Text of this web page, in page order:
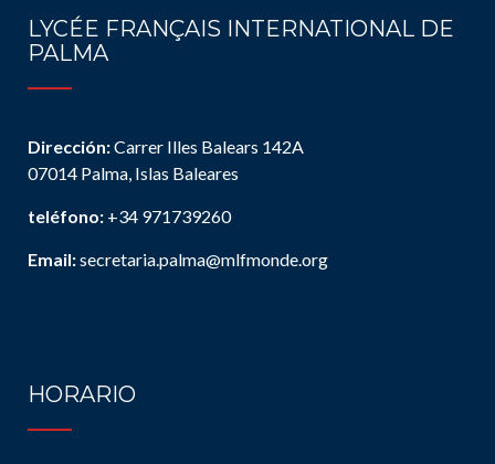
LYCÉE FRANÇAIS INTERNATIONAL DE
PALMA
Dirección:Carrer Illes Balears 142A
07014 Palma, Islas Baleares
teléfono: +34 971739260
Email:secretaria.palma@mlfmonde.org
HORARIO